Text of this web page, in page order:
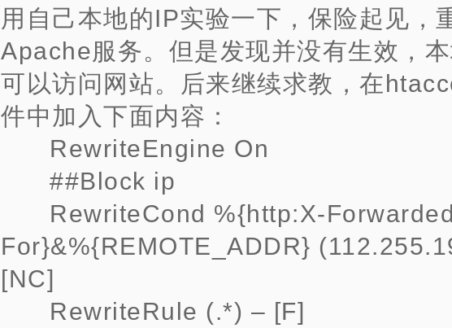
用自己本地的IP实验一下，保险起见，
Apache服务。但是发现并没有生效，
可以访问网站。后来继续求教，在
件中加入下面内容：
RewriteEngine On
##Block ip
RewriteCond %{http:X-
For}&%{REMOTE_ADDR}
[NC]
RewriteRule (.*) – [F]